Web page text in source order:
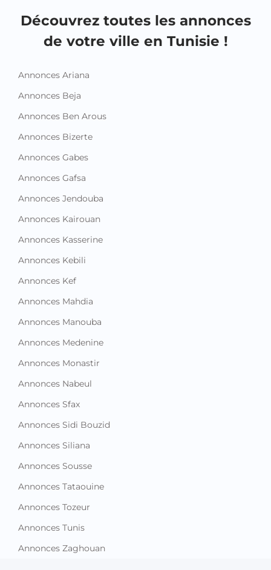
Découvrez toutes les annonces
de votre ville en Tunisie !
Annonces Ariana
Annonces Beja
Annonces Ben Arous
Annonces Bizerte
Annonces Gabes
Annonces Gafsa
Annonces Jendouba
Annonces Kairouan
Annonces Kasserine
Annonces Kebili
Annonces Kef
Annonces Mahdia
Annonces Manouba
Annonces Medenine
Annonces Monastir
Annonces Nabeul
Annonces Sfax
Annonces Sidi Bouzid
Annonces Siliana
Annonces Sousse
Annonces Tataouine
Annonces Tozeur
Annonces Tunis
Annonces Zaghouan